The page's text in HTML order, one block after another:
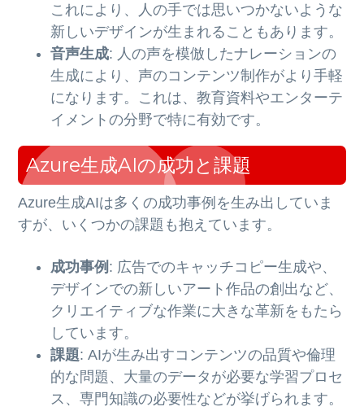
これにより、人の手では思いつかないような
新しいデザインが生まれることもあります。
音声生成: 人の声を模倣したナレーションの
生成により、声のコンテンツ制作がより手軽
になります。これは、教育資料やエンターテ
イメントの分野で特に有効です。
Azure生成AIの成功と課題
Azure生成AIは多くの成功事例を生み出していま
すが、いくつかの課題も抱えています。
成功事例 : 広告でのキャッチコピー生成や、
デザインでの新しいアート作品の創出など、
クリエイティブな作業に大きな革新をもたら
しています。
課題: AIが生み出すコンテンツの品質や倫理
的な問題、大量のデータが必要な学習プロセ
ス、専門知識の必要性などが挙げられます。